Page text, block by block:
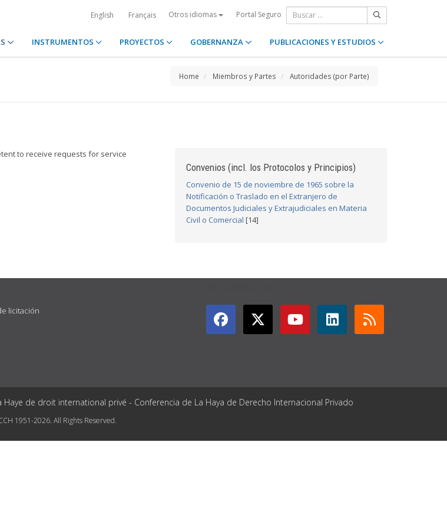
English Français Otros idiomas Portal Seguro
INSTRUMENTOS PROYECTOS GOBERNANZA PUBLICACIONES Y ESTUDIOS
Home Miembros y Partes Autoridades (por Parte)
to receive requests for service
Convenios (incl. los Protocolos y Principios)
Convenio de 15 de noviembre de 1965 sobre la
Notificación o Traslado en el Extranjero de
Documentos Judiciales y Extrajudiciales en Materia
Civil o Comercial [14]
licitación
de droit international privé - Conferencia de La Haya de Derecho Internacional Privado
1951-2026. All Rights Reserved.